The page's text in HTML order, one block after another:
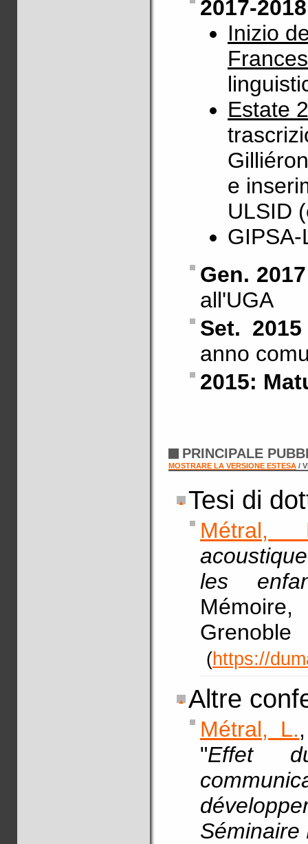
2017-
Inizio
Estate
e
ULSID
Gen.
all'UGA
Set.
anno
2015:
PRINCIPALE
MOSTRARE LA VERSIONE ESTESA /
Tesi di
Métral,
les
Mémoire,
(https://
Altre
Métral, L.
"Effet
Séminaire